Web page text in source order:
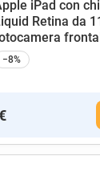
iPad con
Retina da
−8%